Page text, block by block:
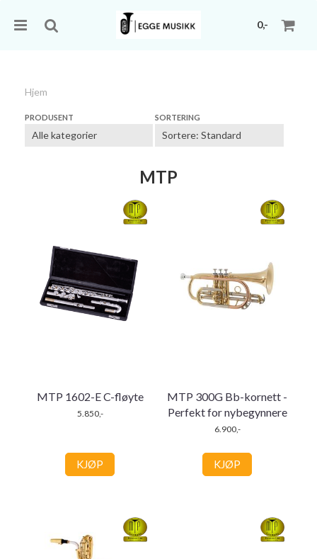
0,-
Hjem
PRODUSENT SORTERING
MTP
MTP 1602-E C-fløyte
5.850,-
KJØP
MTP 300G Bb-kornett -
Perfekt for nybegynnere
6.900,-
KJØP